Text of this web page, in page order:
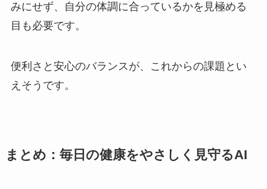
みにせず、自分の体調に合っているかを見極める
目も必要です。
便利さと安心のバランスが、これからの課題とい
えそうです。
まとめ：毎日の健康をやさしく見守るAI